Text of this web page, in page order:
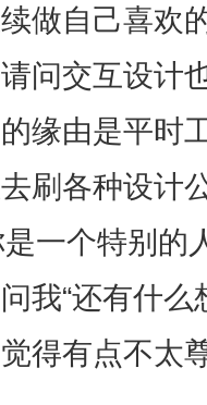
做自己喜欢
问交互设计
缘由是平时
刷各种设计
一个特别的
我“还有什
得有点不太